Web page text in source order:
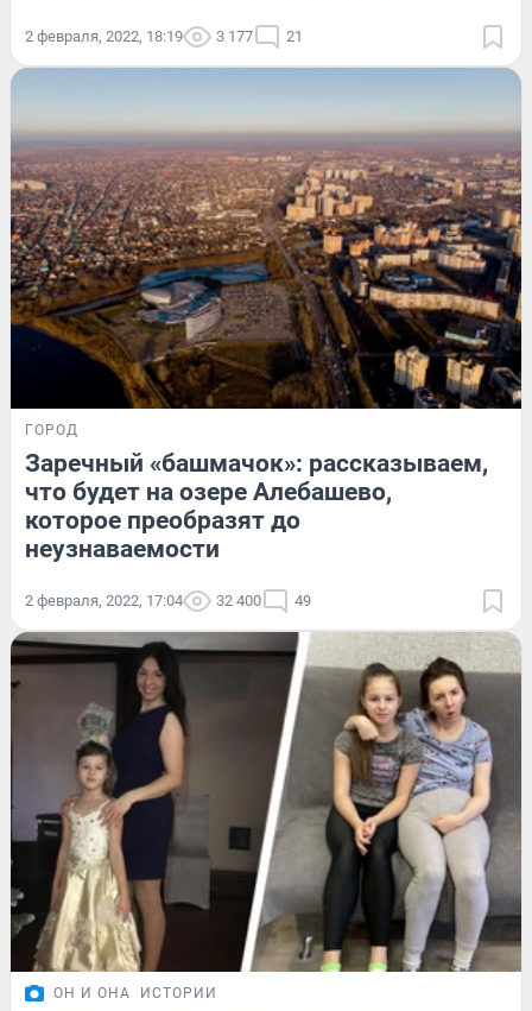
2 февраля, 2022, 18:19 3 177 21
ГОРОД
Заречный «башмачок»: рассказываем,
что будет на озере Алебашево,
которое преобразят до
неузнаваемости
2 февраля, 2022, 17:04 32 400 49
ОН И ОНА ИСТОРИИ